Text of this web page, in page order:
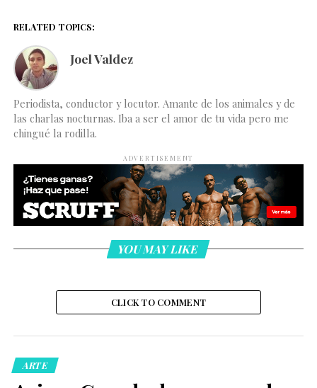
RELATED TOPICS:
Joel Valdez
Periodista, conductor y locutor. Amante de los animales y de
las charlas nocturnas. Iba a ser el amor de tu vida pero me
chingué la rodilla.
ADVERTISEMENT
YOU MAY LIKE
CLICK TO COMMENT
ARTE